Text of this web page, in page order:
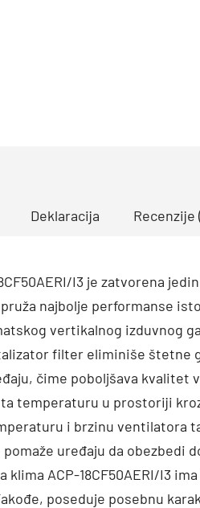
Deklaracija Recenzije
I3 je zatvorena
najbolje performanse
vertikalnog izduvnog
filter eliminiše štetne
čime poboljšava kvalitet
temperaturu u prostoriji
i brzinu ventilatora
uređaju da obezbedi
ACP-18CF50AERI/I3
poseduje posebnu